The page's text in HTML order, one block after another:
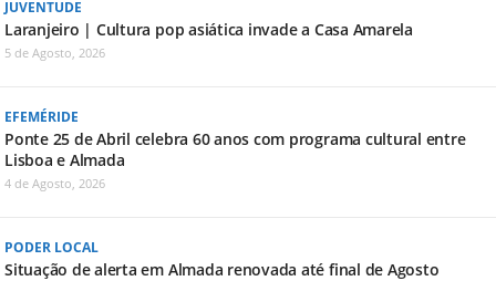
JUVENTUDE
Laranjeiro | Cultura pop asiática invade a Casa Amarela
5 de Agosto, 2026
EFEMÉRIDE
Ponte 25 de Abril celebra 60 anos com programa cultural entre
Lisboa e Almada
4 de Agosto, 2026
PODER LOCAL
Situação de alerta em Almada renovada até final de Agosto